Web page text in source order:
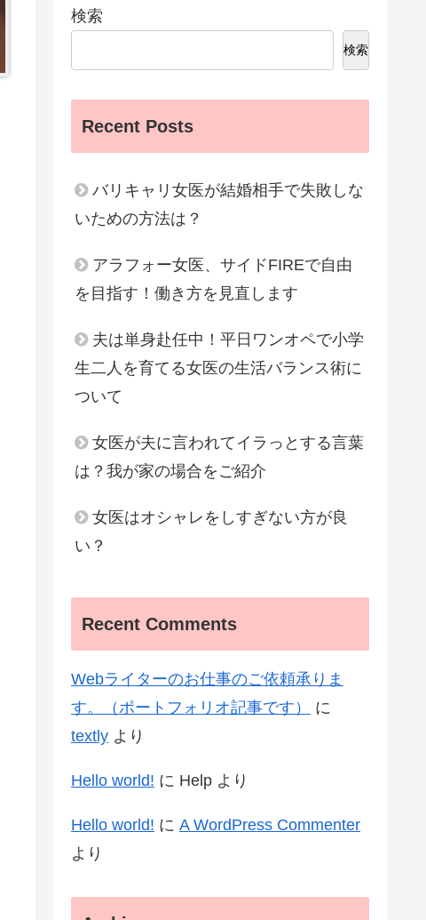
検索
検索
Recent Posts
バリキャリ女医が結婚相手で失敗しな
いための方法は？
アラフォー女医、サイドFIREで自由
を目指す！働き方を見直します
夫は単身赴任中！平日ワンオペで小学
生二人を育てる女医の生活バランス術に
ついて
女医が夫に言われてイラっとする言葉
は？我が家の場合をご紹介
女医はオシャレをしすぎない方が良
い？
Recent Comments
Webライターのお仕事のご依頼承りま
す。（ポートフォリオ記事です）
に
textly より
Hello world! に Help より
Hello world! に A WordPress Commenter
より